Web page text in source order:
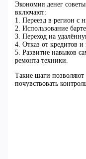
Экономия денег
включают:
1. Переезд в регион с
2. Использование
3. Переход на
4. Отказ от кредитов
5. Развитие навыков
ремонта техники.
Такие шаги позволяют
почувствовать